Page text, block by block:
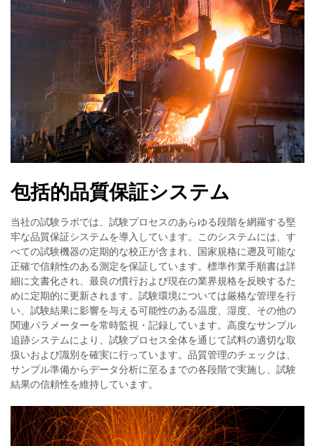
包括的品質保証システム
当社の試験ラボでは、試験プロセスのあらゆる段階を網羅する堅
牢な品質保証システムを導入しています。このシステムには、す
べての試験機器の定期的な校正が含まれ、国家規格に遡及可能な
正確で信頼性のある測定を保証しています。標準作業手順書は詳
細に文書化され、最良の慣行および現在の業界規格を反映するた
めに定期的に更新されます。試験環境については厳格な管理を行
い、試験結果に影響を与える可能性のある温度、湿度、その他の
関連パラメーターを常時監視・記録しています。高度なサンプル
追跡システムにより、試験プロセス全体を通じて試料の適切な取
扱いおよび識別を確実に行っています。品質管理のチェックは、
サンプル準備からデータ分析に至るまでの各段階で実施し、試験
結果の信頼性を維持しています。